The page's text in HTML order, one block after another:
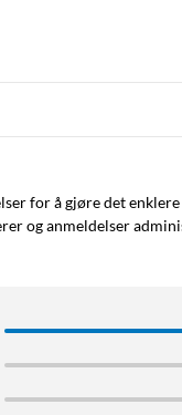
for å gjøre det
og anmeldelser